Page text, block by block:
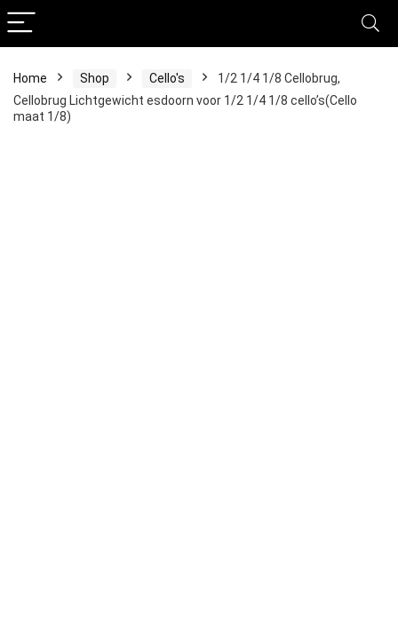
Home Shop Cello's
1/2 1/4 1/8 Cellobrug,
Cellobrug Lichtgewicht esdoorn voor 1/2 1/4 1/8 cello’s(Cello
maat 1/8)